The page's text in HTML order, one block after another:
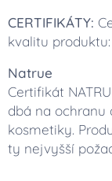
CERTIFIKÁTY:
kvalitu produktu:
Natrue
Certifikát
dbá na ochranu
kosmetiky.
ty nejvyšší